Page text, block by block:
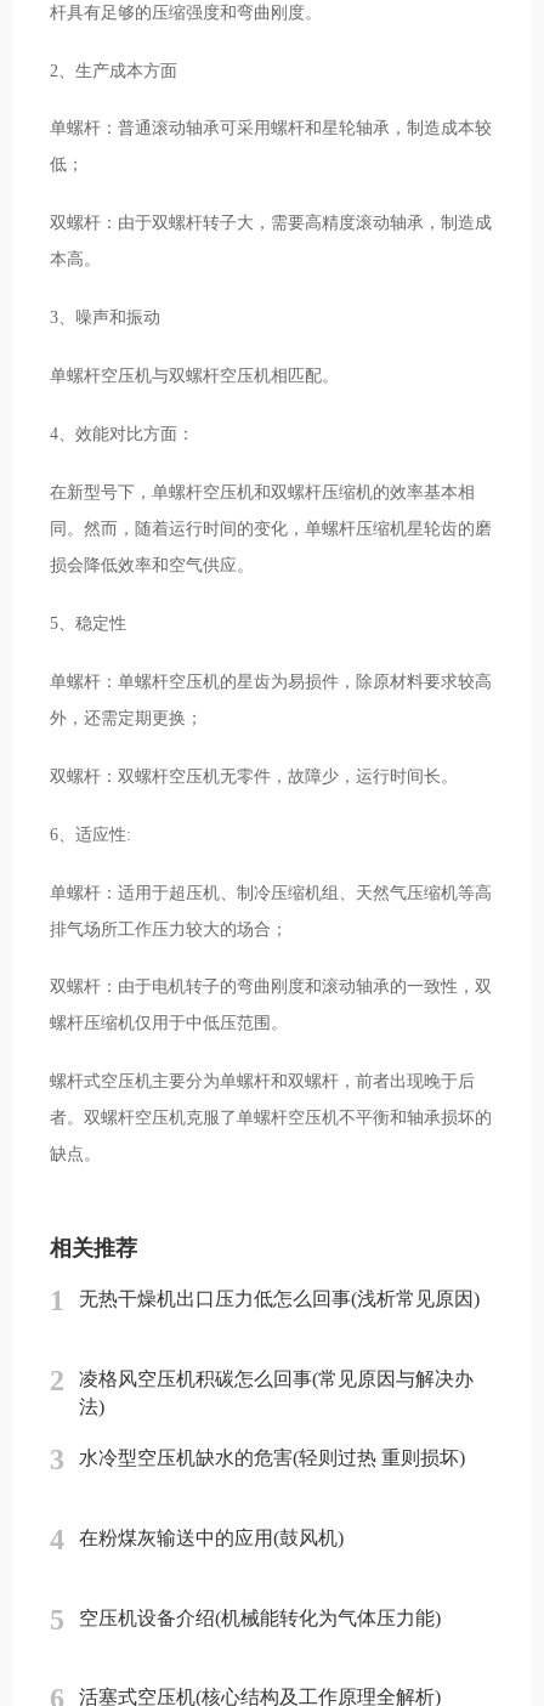
杆具有足够的压缩强度和弯曲刚度。
2、生产成本方面
单螺杆：普通滚动轴承可采用螺杆和星轮轴承，制造成本较
低；
双螺杆：由于双螺杆转子大，需要高精度滚动轴承，制造成
本高。
3、噪声和振动
单螺杆空压机与双螺杆空压机相匹配。
4、效能对比方面：
在新型号下，单螺杆空压机和双螺杆压缩机的效率基本相
同。然而，随着运行时间的变化，单螺杆压缩机星轮齿的磨
损会降低效率和空气供应。
5、稳定性
单螺杆：单螺杆空压机的星齿为易损件，除原材料要求较高
外，还需定期更换；
双螺杆：双螺杆空压机无零件，故障少，运行时间长。
6、适应性:
单螺杆：适用于超压机、制冷压缩机组、天然气压缩机等高
排气场所工作压力较大的场合；
双螺杆：由于电机转子的弯曲刚度和滚动轴承的一致性，双
螺杆压缩机仅用于中低压范围。
螺杆式空压机主要分为单螺杆和双螺杆，前者出现晚于后
者。双螺杆空压机克服了单螺杆空压机不平衡和轴承损坏的
缺点。
相关推荐
1 无热干燥机出口压力低怎么回事(浅析常见原因)
2
凌格风空压机积碳怎么回事(常见原因与解决办
法)
3 水冷型空压机缺水的危害(轻则过热 重则损坏)
4 在粉煤灰输送中的应用(鼓风机)
5 空压机设备介绍(机械能转化为气体压力能)
6 活塞式空压机(核心结构及工作原理全解析)